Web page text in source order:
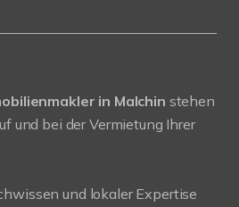
in Malchin stehen
und bei der Vermietung Ihrer
und lokaler Expertise